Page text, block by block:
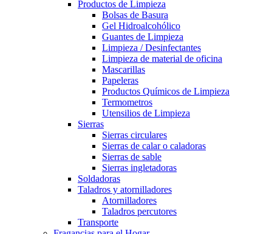
Productos de Limpieza
Bolsas de Basura
Gel Hidroalcohólico
Guantes de Limpieza
Limpieza / Desinfectantes
Limpieza de material de oficina
Mascarillas
Papeleras
Productos Químicos de Limpieza
Termometros
Utensilios de Limpieza
Sierras
Sierras circulares
Sierras de calar o caladoras
Sierras de sable
Sierras ingletadoras
Soldadoras
Taladros y atornilladores
Atornilladores
Taladros percutores
Transporte